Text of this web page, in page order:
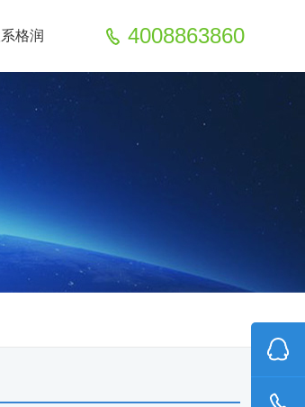
4008863860
格润